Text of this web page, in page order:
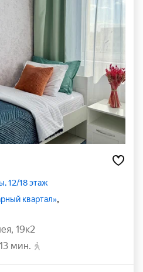
12/18 этаж
квартал»,
, 19к2
13 мин.